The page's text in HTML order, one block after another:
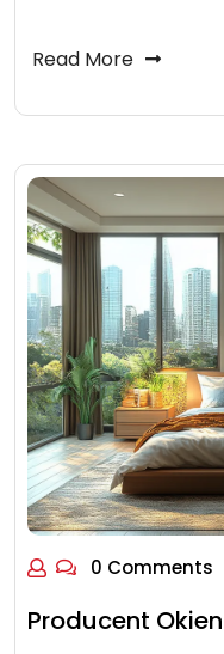
Read More
0 Comments
Producent